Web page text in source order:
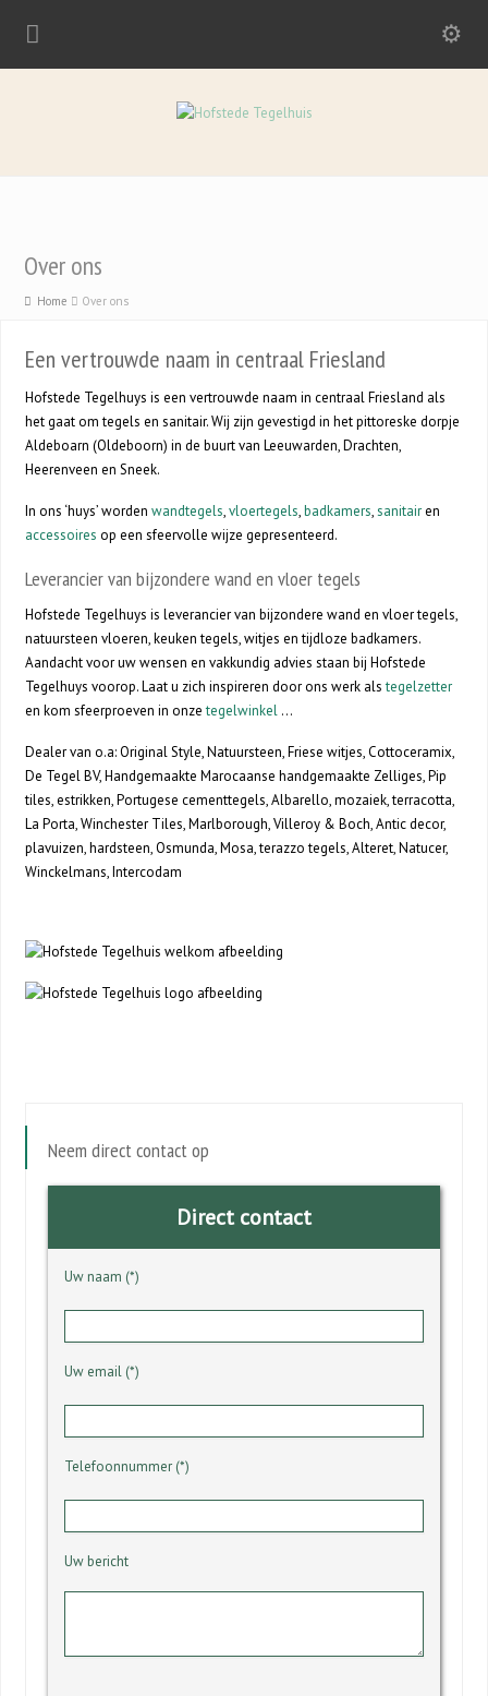
Over ons
Home Over ons
Een vertrouwde naam in centraal Friesland
Hofstede Tegelhuys is een vertrouwde naam in centraal Friesland als
het gaat om tegels en sanitair. Wij zijn gevestigd in het pittoreske dorpje
Aldeboarn (Oldeboorn) in de buurt van Leeuwarden, Drachten,
Heerenveen en Sneek.
In ons ‘huys’ wordenwandtegels,vloertegels,badkamers,sanitairen
accessoires op een sfeervolle wijze gepresenteerd.
Leverancier van bijzondere wand en vloer tegels
Hofstede Tegelhuys is leverancier van bijzondere wand en vloer tegels,
natuursteen vloeren, keuken tegels, witjes en tijdloze badkamers.
Aandacht voor uw wensen en vakkundig advies staan bij Hofstede
Tegelhuys voorop. Laat u zich inspireren door ons werk alstegelzetter
en kom sfeerproeven in onzetegelwinkel …
Dealer van o.a: Original Style, Natuursteen, Friese witjes, Cottoceramix,
De Tegel BV, Handgemaakte Marocaanse handgemaakte Zelliges, Pip
tiles, estrikken, Portugese cementtegels, Albarello, mozaiek, terracotta,
La Porta, Winchester Tiles, Marlborough, Villeroy & Boch, Antic decor,
plavuizen, hardsteen, Osmunda, Mosa, terazzo tegels, Alteret, Natucer,
Winckelmans, Intercodam
Neem direct contact op
Direct contact
Uw naam (*)
Uw email (*)
Telefoonnummer (*)
Uw bericht